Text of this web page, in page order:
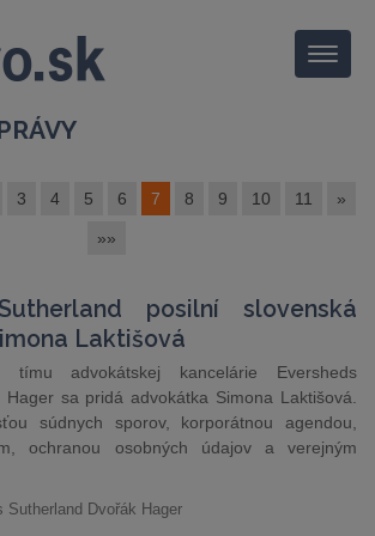
Menu
3 4 5 6 7 8 9 10 11 »
»»
posilní slovenská
Laktišová
tímu advokátskej kancelárie Eversheds
sa pridá advokátka Simona Laktišová.
súdnych sporov, korporátnou agendou,
ochranou osobných údajov a verejným
Sutherland Dvořák Hager